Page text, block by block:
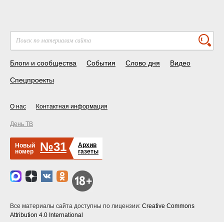
Блоги и сообщества События Слово дня Видео
Спецпроекты
О нас Контактная информация
День ТВ
Новый
номер
№31
Архив
газеты
Все материалы сайта доступны по лицензии: Creative Commons
Attribution 4.0 International